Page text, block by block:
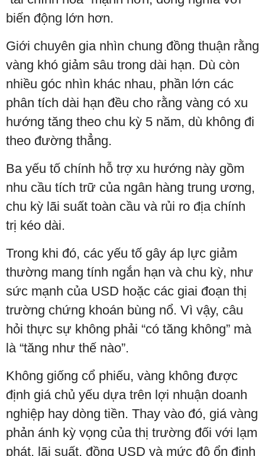
biến động lớn hơn.
Giới chuyên gia nhìn chung đồng thuận rằng
vàng khó giảm sâu trong dài hạn. Dù còn
nhiều góc nhìn khác nhau, phần lớn các
phân tích dài hạn đều cho rằng vàng có xu
hướng tăng theo chu kỳ 5 năm, dù không đi
theo đường thẳng.
Ba yếu tố chính hỗ trợ xu hướng này gồm
nhu cầu tích trữ của ngân hàng trung ương,
chu kỳ lãi suất toàn cầu và rủi ro địa chính
trị kéo dài.
Trong khi đó, các yếu tố gây áp lực giảm
thường mang tính ngắn hạn và chu kỳ, như
sức mạnh của USD hoặc các giai đoạn thị
trường chứng khoán bùng nổ. Vì vậy, câu
hỏi thực sự không phải “có tăng không” mà
là “tăng như thế nào”.
Không giống cổ phiếu, vàng không được
định giá chủ yếu dựa trên lợi nhuận doanh
nghiệp hay dòng tiền. Thay vào đó, giá vàng
phản ánh kỳ vọng của thị trường đối với lạm
phát, lãi suất, đồng USD và mức độ ổn định